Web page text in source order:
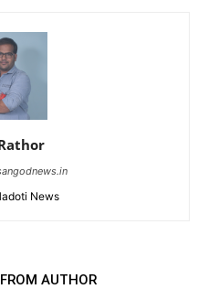
News
AUTHOR